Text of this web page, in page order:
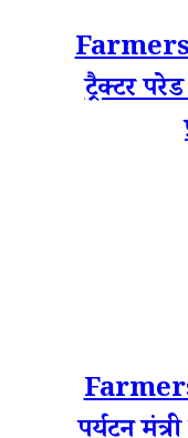
Farmers
ट्रैक्टर